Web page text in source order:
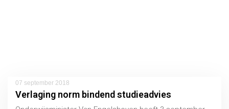
07 september 2018
Verlaging norm bindend studieadvies